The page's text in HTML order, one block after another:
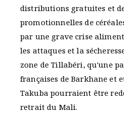
distributions gratuites et
promotionnelles de
par une grave crise
les attaques et la
zone de Tillabéri, qu'une
françaises de Barkhane et
Takuba pourraient être
retrait du Mali.